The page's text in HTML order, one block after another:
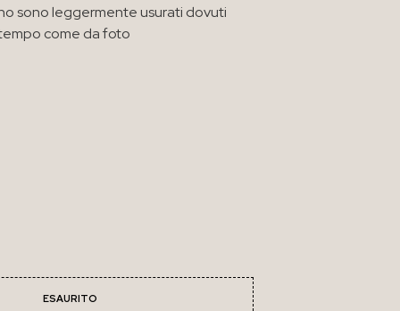
sono leggermente usurati dovuti
come da foto
ESAURITO